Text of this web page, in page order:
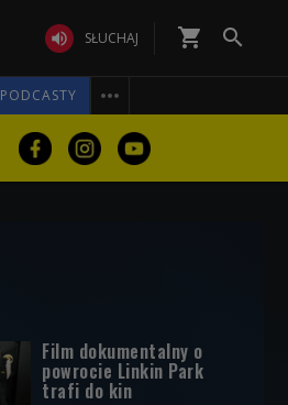
 SŁUCHAJ shopping_cart 
PODCASTY 
Film dokumentalny o
powrocie Linkin Park
trafi do kin